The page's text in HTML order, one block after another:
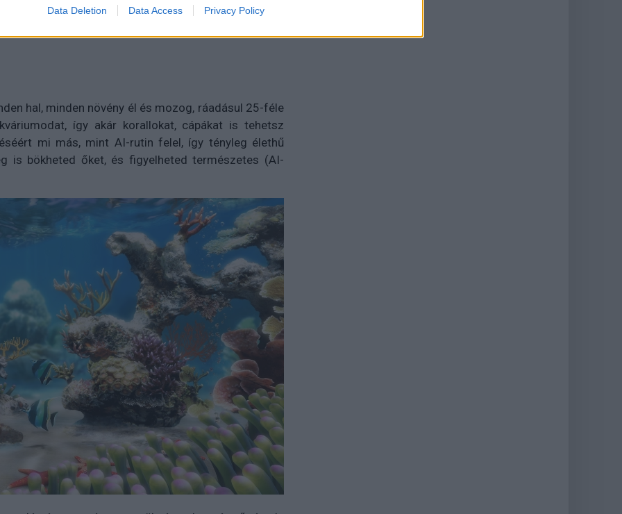
Data Deletion Data Access Privacy Policy
is ismert Ashampoo fejlesztővel közösen
hal, minden növény él és mozog, ráadásul 25-féle
így akár korallokat, cápákat is tehetsz
mi más, mint AI-rutin felel, így tényleg élethű
is bökheted őket, és figyelheted természetes (AI-